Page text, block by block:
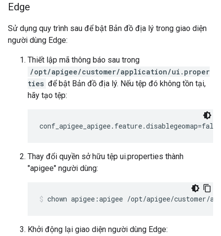
Edge
Sử dụng quy trình sau để bật Bản đồ địa lý trong giao diện
người dùng Edge:
Thiết lập mã thông báo sau trong
/opt/apigee/customer/application/ui.proper
ties để bật Bản đồ địa lý. Nếu tệp đó không tồn tại,
hãy tạo tệp:
conf_apigee_apigee.feature.disablegeomap=false
Thay đổi quyền sở hữu tệp ui.properties thành
"apigee" người dùng:
chown apigee:apigee /opt/apigee/customer/
Khởi động lại giao diện người dùng Edge: